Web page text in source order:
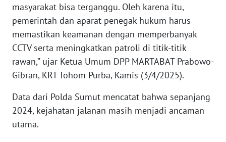
masyarakat bisa terganggu. Oleh karena itu,
pemerintah dan aparat penegak hukum harus
memastikan keamanan dengan memperbanyak
CCTV serta meningkatkan patroli di titik-titik
rawan,” ujar Ketua Umum DPP MARTABAT Prabowo-
Gibran, KRT Tohom Purba, Kamis (3/4/2025).
Data dari Polda Sumut mencatat bahwa sepanjang
2024, kejahatan jalanan masih menjadi ancaman
utama.
WN
SERAMBI
JAMBI
WN